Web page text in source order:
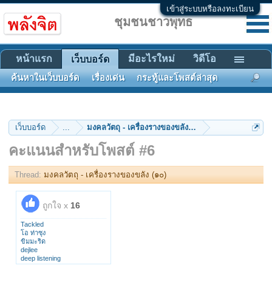
เข้าสู่ระบบหรือลงทะเบียน
เว็บบอร์ด ... มงคลวัตถุ - เครื่องรางของขลัง (๑๐)
คะแนนสำหรับโพสต์ #6
Thread: มงคลวัตถุ - เครื่องรางของขลัง (๑๐)
ถูกใจ x 16
Tackled
โอ ท่าซุง
ขิมมะริด
dejlee
deep listening
Surfers
ชุมชนชาวพุทธ
หน้าแรก เว็บบอร์ด
ค้นหาในเว็บบอร์ด เรื่องเด่น กระทู้และโพสต์ล่าสุด
มีอะไรใหม่ วิดีโอ